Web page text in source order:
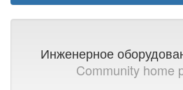
Инженерное
Community home